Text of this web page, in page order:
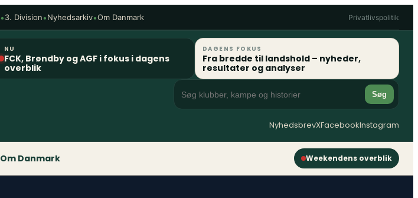
•3. Division•Nyhedsarkiv•Om Danmark Privatlivspolitik
NU
FCK, Brøndby og AGF i fokus i dagens
overblik
DAGENS FOKUS
Fra bredde til landshold – nyheder,
resultater og analyser
Søg
NyhedsbrevXFacebookInstagram
Om Danmark Weekendens overblik